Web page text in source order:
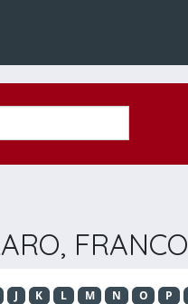
FRANCO
J K L M N O P